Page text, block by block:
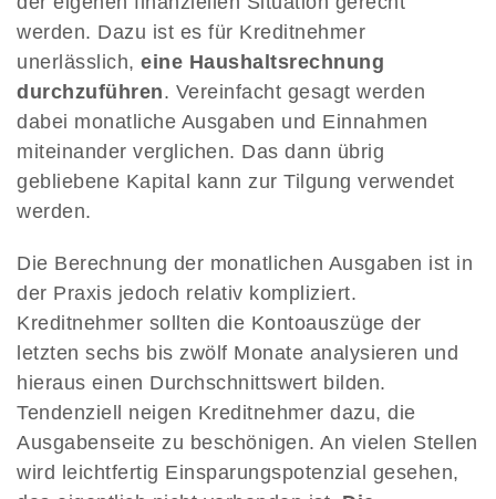
werden. Dazu ist es für Kreditnehmer
unerlässlich, eine Haushaltsrechnung
durchzuführen. Vereinfacht gesagt werden
dabei monatliche Ausgaben und Einnahmen
miteinander verglichen. Das dann übrig
gebliebene Kapital kann zur Tilgung verwendet
werden.
Die Berechnung der monatlichen Ausgaben ist in
der Praxis jedoch relativ kompliziert.
Kreditnehmer sollten die Kontoauszüge der
letzten sechs bis zwölf Monate analysieren und
hieraus einen Durchschnittswert bilden.
Tendenziell neigen Kreditnehmer dazu, die
Ausgabenseite zu beschönigen. An vielen Stellen
wird leichtfertig Einsparungspotenzial gesehen,